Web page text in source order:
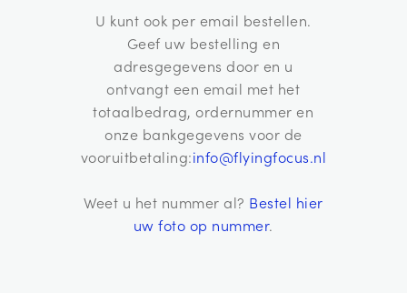
U kunt ook per email bestellen.
Geef uw bestelling en
adresgegevens door en u
ontvangt een email met het
totaalbedrag, ordernummer en
onze bankgegevens voor de
vooruitbetaling:info@flyingfocus.nl
Weet u het nummer al? Bestel hier
uw foto op nummer.